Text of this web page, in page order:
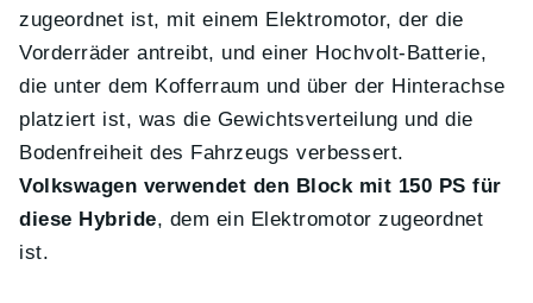
zugeordnet ist, mit einem Elektromotor, der die
Vorderräder antreibt, und einer Hochvolt-Batterie,
die unter dem Kofferraum und über der Hinterachse
platziert ist, was die Gewichtsverteilung und die
Bodenfreiheit des Fahrzeugs verbessert.
Volkswagen verwendet den Block mit 150 PS für
diese Hybride, dem ein Elektromotor zugeordnet
ist.